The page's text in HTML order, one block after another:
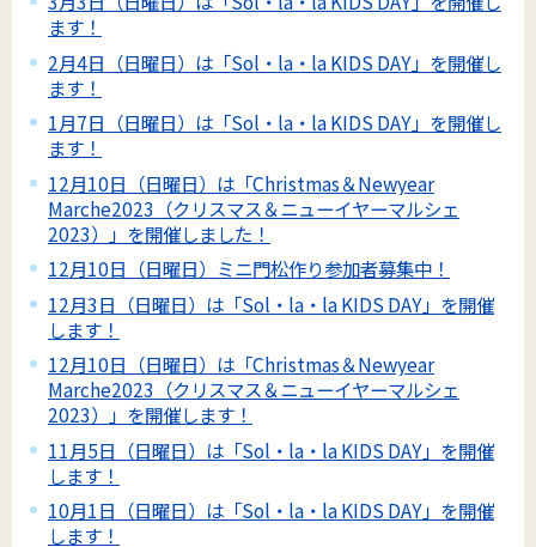
ます！
2月4日（日曜日）は「Sol・la・la KIDS DAY」を開催し
ます！
1月7日（日曜日）は「Sol・la・la KIDS DAY」を開催し
ます！
12月10日（日曜日）は「Christmas＆Newyear
Marche2023（クリスマス＆ニューイヤーマルシェ
2023）」を開催しました！
12月10日（日曜日）ミニ門松作り参加者募集中！
12月3日（日曜日）は「Sol・la・la KIDS DAY」を開催
します！
12月10日（日曜日）は「Christmas＆Newyear
Marche2023（クリスマス＆ニューイヤーマルシェ
2023）」を開催します！
11月5日（日曜日）は「Sol・la・la KIDS DAY」を開催
します！
10月1日（日曜日）は「Sol・la・la KIDS DAY」を開催
します！